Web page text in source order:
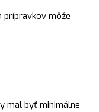
prípravkov môže
mal byť minimálne